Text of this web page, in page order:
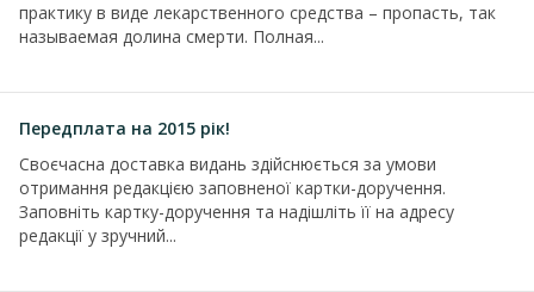
практику в виде лекарственного средства – пропасть, так
называемая долина смерти. Полная...
Передплата на 2015 рік!
Своєчасна доставка видань здійснюється за умови
отримання редакцією заповненої картки-доручення.
Заповніть картку-доручення та надішліть її на адресу
редакції у зручний...